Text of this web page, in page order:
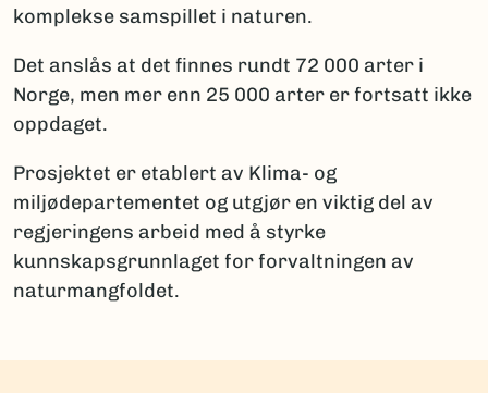
komplekse samspillet i naturen.
Det anslås at det finnes rundt 72 000 arter i
Norge, men mer enn 25 000 arter er fortsatt ikke
oppdaget.
Prosjektet er etablert av Klima- og
miljødepartementet og utgjør en viktig del av
regjeringens arbeid med å styrke
kunnskapsgrunnlaget for forvaltningen av
naturmangfoldet.